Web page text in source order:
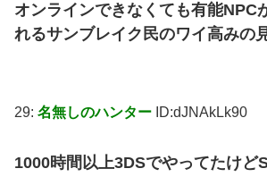
オンラインできなくても有能NPC
れるサンブレイク民のワイ高みの
29: 名無しのハンター ID:dJNAkLk90
1000時間以上3DSでやってたけど